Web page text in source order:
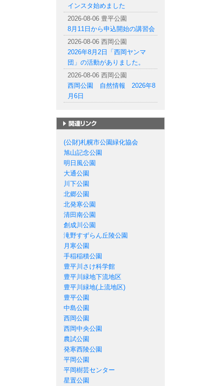
インスタ始めました
2026-08-06 豊平公園
8月11日から申込開始の講習会
2026-08-06 西岡公園
2026年8月2日「西岡ヤンマ
団」の活動がありました。
2026-08-06 西岡公園
西岡公園 自然情報 2026年8
月6日
(公財)札幌市公園緑化協会
旭山記念公園
明日風公園
大通公園
川下公園
北郷公園
北発寒公園
清田南公園
創成川公園
滝野すずらん丘陵公園
月寒公園
手稲稲積公園
豊平川さけ科学館
豊平川緑地下流地区
豊平川緑地(上流地区)
豊平公園
中島公園
西岡公園
西岡中央公園
農試公園
発寒西陵公園
平岡公園
平岡樹芸センター
星置公園